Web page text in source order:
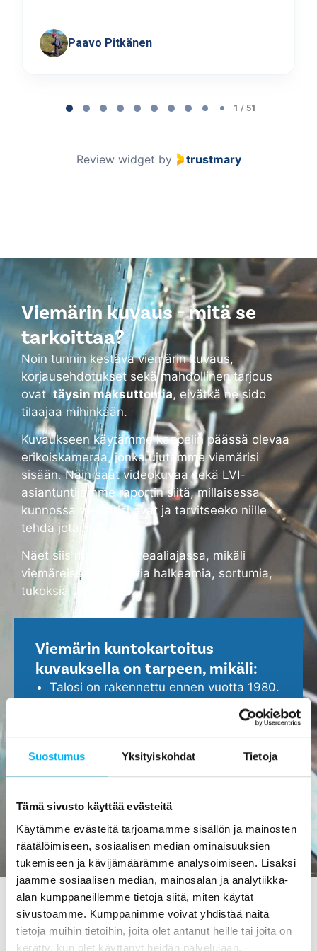
Suostumus Yksityiskohdat Tietoja
Tämä sivusto käyttää evästeitä
Käytämme evästeitä tarjoamamme sisällön ja mainosten
räätälöimiseen, sosiaalisen median ominaisuuksien
tukemiseen ja kävijämäärämme analysoimiseen. Lisäksi
jaamme sosiaalisen median, mainosalan ja analytiikka-
alan kumppaneillemme tietoja siitä, miten käytät
sivustoamme. Kumppanimme voivat yhdistää näitä
tietoja muihin tietoihin, joita olet antanut heille tai joita on
kerätty, kun olet käyttänyt heidän palvelujaan.
Paavo Pitkänen
1 / 51
Review widget by trustmary
Viemärin kuvaus - mitä se
tarkoittaa?
Noin tunnin kestävä viemärin kuvaus,
korjausehdotukset sekä mahdollinen tarjous
ovat täysin maksuttomia, eivätkä ne sido
tilaajaa mihinkään.
Kuvaukseen käytämme kaapelin päässä olevaa
erikoiskameraa, jonka ujutamme viemärisi
sisään. Näin saat videokuvaa sekä LVI-
asiantuntijamme raportin siitä, millaisessa
kunnossa viemärisi ovat ja tarvitseeko niille
tehdä jotain.
Näet siis monitorilta reaaliajassa, mikäli
viemäreissä on alkavia halkeamia, sortumia,
tukoksia tai vuotoja.
Viemärin kuntokartoitus
kuvauksella on tarpeen, mikäli:
Talosi on rakennettu ennen vuotta 1980.
Epäilet, että viemärissä ei ole kaikki
kunnossa.
Haluat ennakoida ja turvata kotisi
ilmenemistä.
Viemärin kuvaus Forssassa -